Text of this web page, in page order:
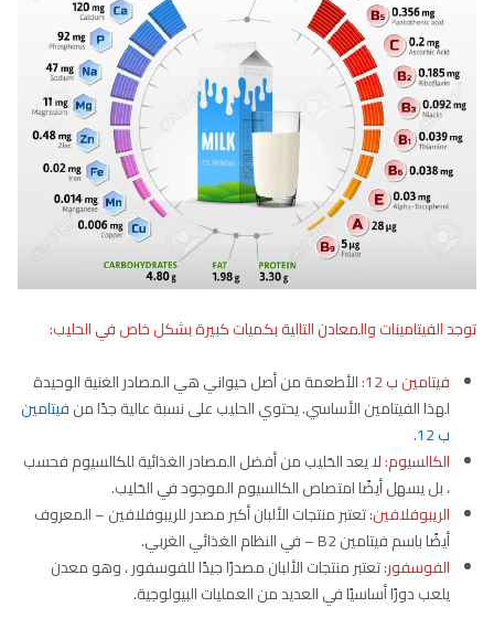
توجد الفيتامينات والمعادن التالية بكميات كبيرة بشكل خاص في الحليب:
فيتامين ب 12:
الأطعمة من أصل حيواني هي المصادر الغنية الوحيدة
لهذا الفيتامين الأساسي. يحتوي الحليب على نسبة عالية جدًا منفيتامين
ب 12
.
الكالسيوم:لا يعد الحَليب من أفضل المصادر الغذائية للكالسيوم فحسب
، بل يسهل أيضًا امتصاص الكالسيوم الموجود في الحَليب.
الريبوفلافين:تعتبر منتجات الألبان أكبر مصدر للريبوفلافين – المعروف
أيضًا باسم فيتامين B2 – في النظام الغذائي الغربي.
الفوسفور:تعتبر منتجات الألبان مصدرًا جيدًا للفوسفور ، وهو معدن
يلعب دورًا أساسيًا في العديد من العمليات البيولوجية.